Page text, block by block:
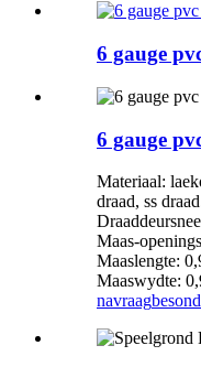
6 gauge
6 gauge
Materiaal:
draad, ss
Maas-
Maaslengte:
Maaswydte:
navraag